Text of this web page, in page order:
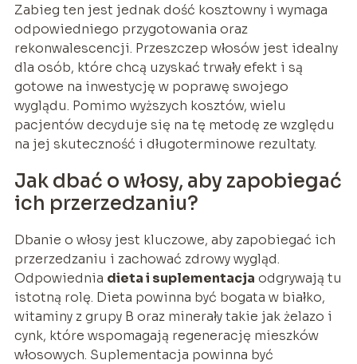
Zabieg ten jest jednak dość kosztowny i wymaga
odpowiedniego przygotowania oraz
rekonwalescencji. Przeszczep włosów jest idealny
dla osób, które chcą uzyskać trwały efekt i są
gotowe na inwestycję w poprawę swojego
wyglądu. Pomimo wyższych kosztów, wielu
pacjentów decyduje się na tę metodę ze względu
na jej skuteczność i długoterminowe rezultaty.
Jak dbać o włosy, aby zapobiegać
ich przerzedzaniu?
Dbanie o włosy jest kluczowe, aby zapobiegać ich
przerzedzaniu i zachować zdrowy wygląd.
Odpowiednia dieta i suplementacja odgrywają tu
istotną rolę. Dieta powinna być bogata w białko,
witaminy z grupy B oraz minerały takie jak żelazo i
cynk, które wspomagają regenerację mieszków
włosowych. Suplementacja powinna być